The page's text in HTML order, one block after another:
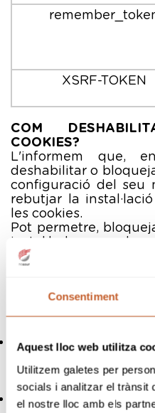
Consentiment
Aquest lloc web utilitza
Utilitzem galetes per
socials i analitzar el trànsit
el nostre lloc amb els
XSRF-TOKEN
COM
COOKIES?
L'informem que,
deshabilitar o
configuració del seu
rebutjar la
les cookies.
Pot permetre,
instal·lades en el
configuració de les
configuracions de
navegadors, li
https://
es/help/17442/
delete-manage-
Firefox
https://